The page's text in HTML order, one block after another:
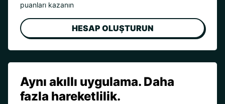
puanları kazanın
HESAP OLUŞTURUN
Aynı akıllı uygulama. Daha
fazla hareketlilik.